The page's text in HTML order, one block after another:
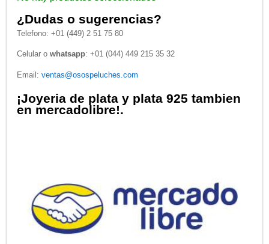
¿Dudas o sugerencias?
Telefono: +01 (449) 2 51 75 80
Celular owhatsapp: +01 (044) 449 215 35 32
Email:ventas@osospeluches.com
¡Joyeria de plata y plata 925 tambien
en mercadolibre!.